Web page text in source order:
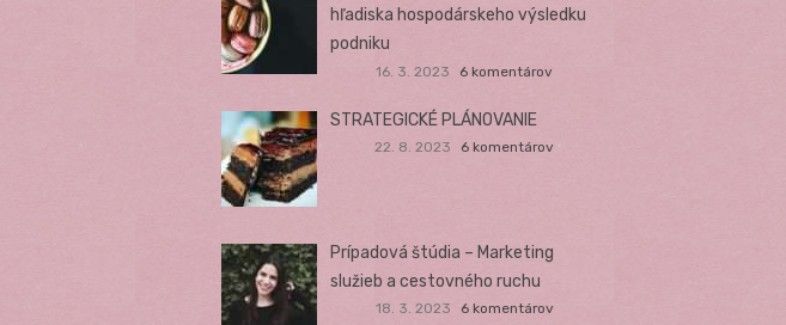
hľadiska hospodárskeho výsledku
podniku
16. 3. 2023 6 komentárov
STRATEGICKÉ PLÁNOVANIE
22. 8. 2023 6 komentárov
Prípadová štúdia – Marketing
služieb a cestovného ruchu
18. 3. 2023 6 komentárov